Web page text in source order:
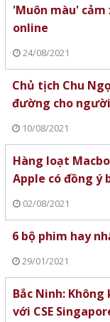
'Muôn màu'
online
24/08/2021
Chủ tịch Chu
đường cho
10/08/2021
Hàng loạt
Apple có đồng ý
02/08/2021
6 bộ phim hay
29/01/2021
Bắc Ninh:
với CSE